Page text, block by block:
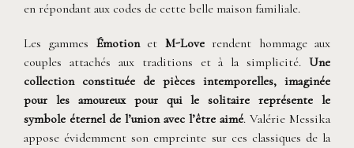
en répondant aux codes de cette belle maison familiale.
Les gammes Émotionet M-Loverendent hommage aux
couples attachés aux traditions et à la simplicité. Une
collection constituée de pièces intemporelles, imaginée
pour les amoureux pour qui le solitaire représente le
symbole éternel de l’union avec l’être aimé. Valérie Messika
appose évidemment son empreinte sur ces classiques de la